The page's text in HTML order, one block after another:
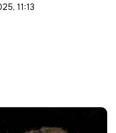
a fost
11:13